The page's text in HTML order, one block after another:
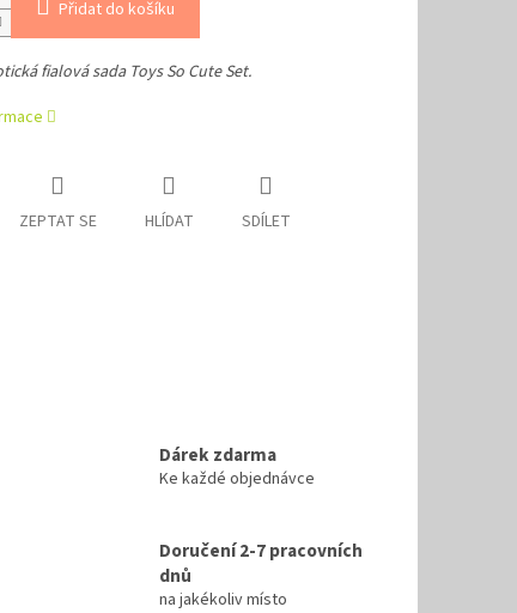
Přidat do košíku
fialová sada Toys So Cute Set.
ZEPTAT SE HLÍDAT SDÍLET
Dárek zdarma
Ke každé objednávce
Doručení 2-7 pracovních
dnů
na jakékoliv místo